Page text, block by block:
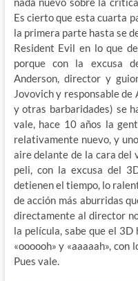
Es cierto que esta cuarta
la primera parte hasta se
Resident Evil en lo que
porque con la excusa
Anderson, director y
Jovovich y responsable
y otras barbaridades) se
vale, hace 10 años la
relativamente nuevo, y
aire delante de la cara del
peli, con la excusa del
detienen el tiempo, lo
de acción más aburridas
directamente al director
la película, sabe que el
«oooooh» y «aaaaah»,
Pues vale.